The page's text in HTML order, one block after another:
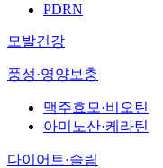
PDRN
모발건강
풍성·영양보충
맥주효모·비오틴
아미노산·케라틴
다이어트·슬림